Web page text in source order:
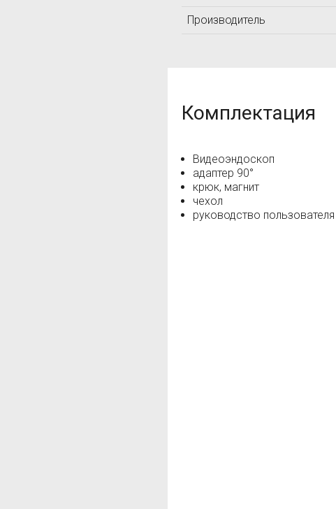
Производитель
Комплектация
Видеоэндоскоп
адаптер 90°
крюк, магнит
чехол
руководство